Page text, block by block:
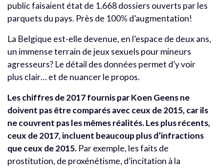
public faisaient état de 1.668 dossiers ouverts par les
parquets du pays. Près de 100% d’augmentation!
La Belgique est-elle devenue, en l’espace de deux ans,
un immense terrain de jeux sexuels pour mineurs
agresseurs? Le détail des données permet d’y voir
plus clair… et de nuancer le propos.
Les chiffres de 2017 fournis par Koen Geens ne
doivent pas être comparés avec ceux de 2015, car ils
ne couvrent pas les mêmes réalités. Les plus récents,
ceux de 2017, incluent beaucoup plus d’infractions
que ceux de 2015. Par exemple, les faits de
prostitution, de proxénétisme, d’incitation à la